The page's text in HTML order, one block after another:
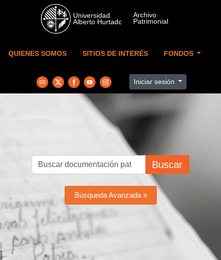
Skip to main content
QUIENES SOMOS SITIOS DE INTERÉS FONDOS
Iniciar sesión
Buscar
Búsqueda Avanzada »